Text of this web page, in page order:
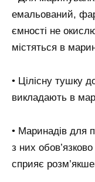
емальований,
ємності не
містяться в
• Цілісну тушку
викладають в
• Маринадів для
з них
сприяє